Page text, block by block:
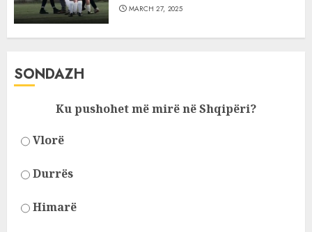
MARCH 27, 2025
SONDAZH
Ku pushohet më mirë në Shqipëri?
Vlorë
Durrës
Himarë